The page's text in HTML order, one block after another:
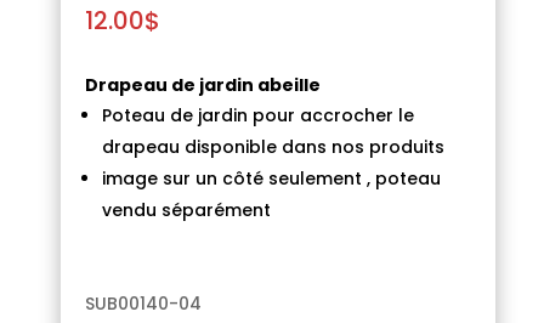
12.00$
Drapeau de jardin abeille
Poteau de jardin pour accrocher le
drapeau disponible dans nos produits
image sur un côté seulement , poteau
vendu séparément
SUB00140-04